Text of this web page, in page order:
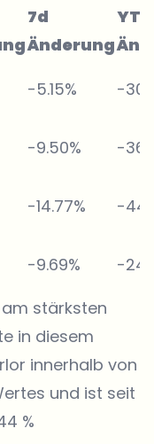
7d
Änderung
YTD
-5.15%
-
-9.50%
-
-14.77%
-
-9.69%
-
stärksten
in diesem
innerhalb von
und ist seit
%